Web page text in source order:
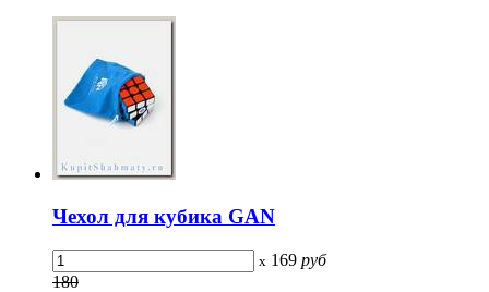
Чехол для кубика GAN
x 169 руб
180